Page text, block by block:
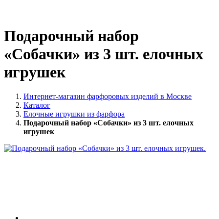
Подарочный набор
«Собачки» из 3 шт. елочных
игрушек
Интернет-магазин фарфоровых изделий в Москве
Каталог
Елочные игрушки из фарфора
Подарочный набор «Собачки» из 3 шт. елочных
игрушек